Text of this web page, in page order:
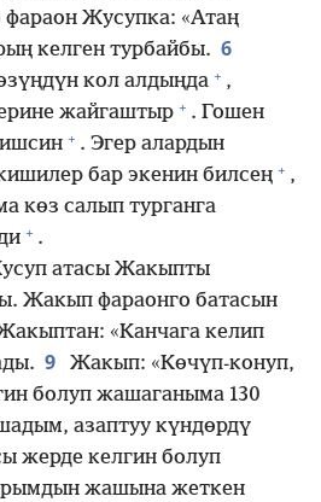
Жусупка: «Атаң
келген турбайбы. 6
кол алдыңда + ,
жайгаштыр + . Гошен
+ . Эгер алардын
бар экенин билсең + ,
көз салып турганга
+ .
атасы Жакыпты
Жакып фараонго батасын
«Канчага келип
9
Жакып: «Көчүп-конуп,
болуп жашаганыма 130
азаптуу күндөрдү
жерде келгин болуп
жашына жеткен